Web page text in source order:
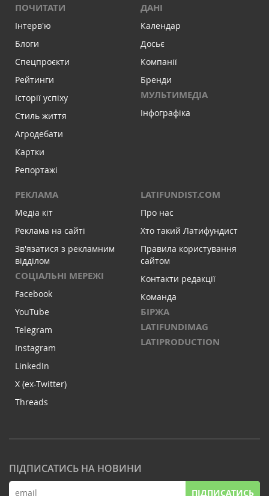
ПОЧИТАТИ
Інтервʼю
Блоги
Спецпроєкти
Рейтинги
Історії успіху
Стиль життя
Агродебати
Картки
Репортажі
ДАНІ
Календар
Досьє
Компанії
Бренди
МУЛЬТИМЕДІА
Інфографіка
РЕКЛАМА
Медіа кіт
Реклама на сайті
Зв'язатися з рекламним
відділом
СОЦІАЛЬНІ МЕРЕЖІ
Facebook
YouTube
Telegram
Instagram
LinkedIn
X (ex-Twitter)
Threads
LATIFUNDIST.COM
Про нас
Хто такий Латифундист
Правила користування
сайтом
Контакти редакції
Команда
БІРЖА
LATIFUNDIMAG
LATIPRODUCTION
ПІДПИСАТИСЬ НА НОВИНИ
ПІДПИСАТИСЬ